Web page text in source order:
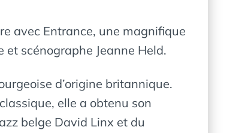
avec Entrance, une magnifique
scénographe Jeanne Held.
d’origine britannique.
elle a obtenu son
belge David Linx et du